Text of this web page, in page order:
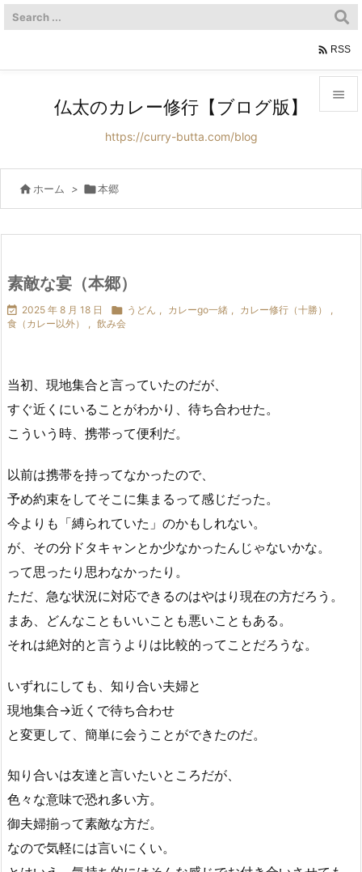



検索
 RSS
仏太のカレー修行【ブログ版】
https://curry-butta.com/blog
 ホーム > 本郷
素敵な宴（本郷）
 2025 年 8 月 18 日  うどん , カレーgo一緒 , カレー修行（十勝）
,
食（カレー以外）
, 飲み会
当初、現地集合と言っていたのだが、
すぐ近くにいることがわかり、待ち合わせた。
こういう時、携帯って便利だ。
以前は携帯を持ってなかったので、
予め約束をしてそこに集まるって感じだった。
今よりも「縛られていた」のかもしれない。
が、その分ドタキャンとか少なかったんじゃないかな。
って思ったり思わなかったり。
ただ、急な状況に対応できるのはやはり現在の方だろう。
まあ、どんなこともいいことも悪いこともある。
それは絶対的と言うよりは比較的ってことだろうな。
いずれにしても、知り合い夫婦と
現地集合→近くで待ち合わせ
と変更して、簡単に会うことができたのだ。
知り合いは友達と言いたいところだが、
色々な意味で恐れ多い方。
御夫婦揃って素敵な方だ。
なので気軽には言いにくい。